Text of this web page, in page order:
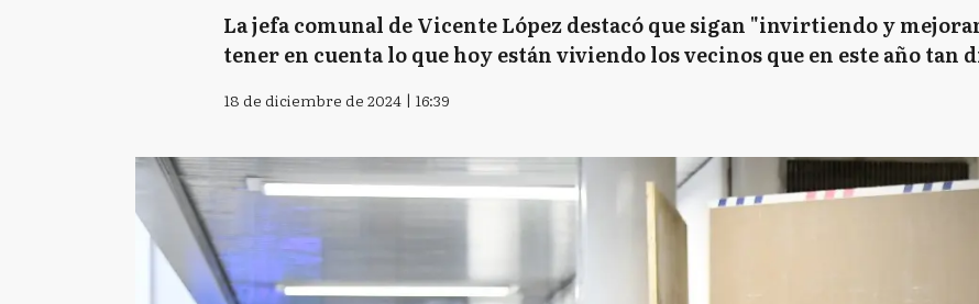
La jefa comunal de Vicente López destacó que sigan "invirtiendo y
tener en cuenta lo que hoy están viviendo los vecinos que en este año tan
18 de diciembre de 2024 | 16:39